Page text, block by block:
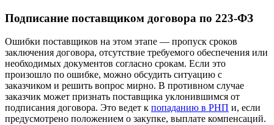
Подписание поставщиком договора по 223-ФЗ
Ошибки поставщиков на этом этапе — пропуск сроков
заключения договора, отсутствие требуемого обеспечения или
необходимых документов согласно срокам. Если это
произошло по ошибке, можно обсудить ситуацию с
заказчиком и решить вопрос мирно. В противном случае
заказчик может признать поставщика уклонившимся от
подписания договора. Это ведет к попаданию в РНП и, если
предусмотрено положением о закупке, выплате компенсаций.